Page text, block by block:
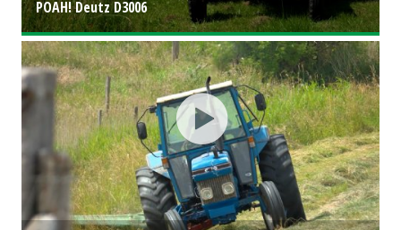
POAH! Deutz D3006